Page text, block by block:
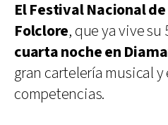
El Festival Nacional
Folclore, que ya vive su
cuarta noche en
gran cartelería musical
competencias.